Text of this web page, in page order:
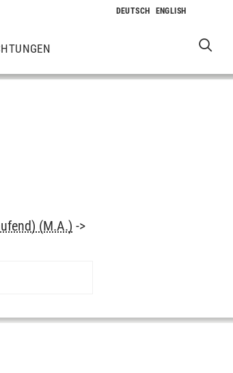
(M.A.) ->